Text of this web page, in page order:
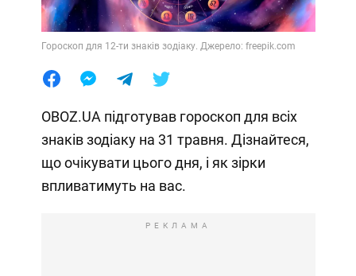
Лайфхаки
Гороскоп для 12-ти знаків зодіаку. Джерело: freepik.com
OBOZ.UA підготував гороскоп для всіх
знаків зодіаку на 31 травня. Дізнайтеся,
що очікувати цього дня, і як зірки
впливатимуть на вас.
РЕКЛАМА